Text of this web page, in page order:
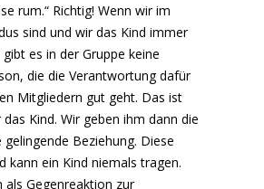
rum.“ Richtig! Wenn wir im
sind und wir das Kind immer
es in der Gruppe keine
die die Verantwortung dafür
Mitgliedern gut geht. Das ist
Kind. Wir geben ihm dann die
Beziehung. Diese
kann ein Kind niemals tragen.
als Gegenreaktion zur